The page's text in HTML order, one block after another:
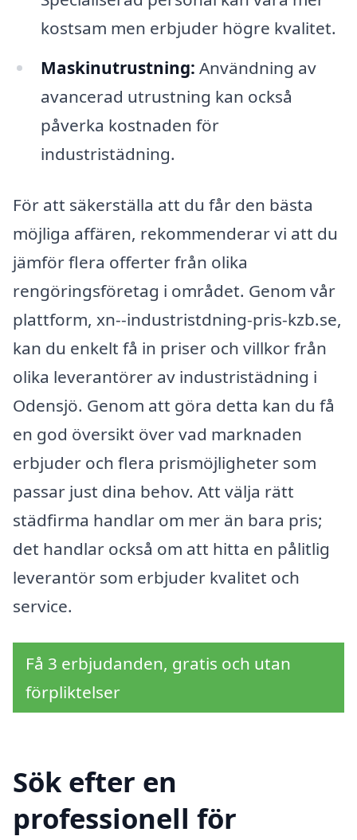
kostsam men erbjuder högre kvalitet.
Maskinutrustning: Användning av
avancerad utrustning kan också
påverka kostnaden för
industristädning.
För att säkerställa att du får den bästa
möjliga affären, rekommenderar vi att du
jämför flera offerter från olika
rengöringsföretag i området. Genom vår
plattform, xn--industristdning-pris-kzb.se,
kan du enkelt få in priser och villkor från
olika leverantörer av industristädning i
Odensjö. Genom att göra detta kan du få
en god översikt över vad marknaden
erbjuder och flera prismöjligheter som
passar just dina behov. Att välja rätt
städfirma handlar om mer än bara pris;
det handlar också om att hitta en pålitlig
leverantör som erbjuder kvalitet och
service.
Få 3 erbjudanden, gratis och utan
förpliktelser
Sök efter en
professionell för